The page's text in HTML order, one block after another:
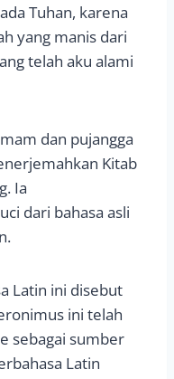
Tuhan, karena
yang manis dari
telah aku alami
dan pujangga
Kitab
Ia
dari bahasa asli
Latin ini disebut
ini telah
sebagai sumber
Latin